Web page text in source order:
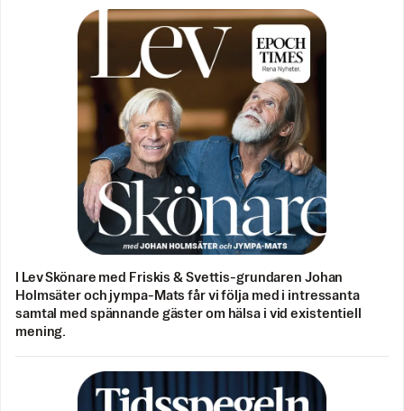
I Lev Skönare med Friskis & Svettis-grundaren Johan
Holmsäter och jympa-Mats får vi följa med i intressanta
samtal med spännande gäster om hälsa i vid existentiell
mening.